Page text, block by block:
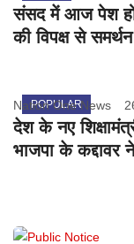
संसद में आज पेश
की विपक्ष से
POPULAR
Nation One News
देश के नए
भाजपा के कद्दावर